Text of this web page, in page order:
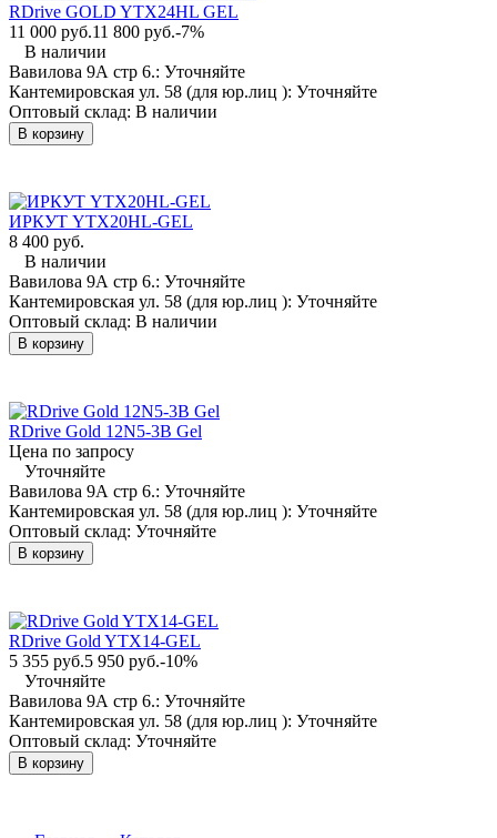
RDrive GOLD YTX24HL GEL
11 000 руб.11 800 руб.-7%
В наличии
Вавилова 9А стр 6.: Уточняйте
Кантемировская ул. 58 (для юр.лиц ): Уточняйте
Оптовый склад: В наличии
В корзину
ИРКУТ YTX20HL-GEL
8 400 руб.
В наличии
Вавилова 9А стр 6.: Уточняйте
Кантемировская ул. 58 (для юр.лиц ): Уточняйте
Оптовый склад: В наличии
В корзину
RDrive Gold 12N5-3B Gel
Цена по запросу
Уточняйте
Вавилова 9А стр 6.: Уточняйте
Кантемировская ул. 58 (для юр.лиц ): Уточняйте
Оптовый склад: Уточняйте
В корзину
RDrive Gold YTX14-GEL
5 355 руб.5 950 руб.-10%
Уточняйте
Вавилова 9А стр 6.: Уточняйте
Кантемировская ул. 58 (для юр.лиц ): Уточняйте
Оптовый склад: Уточняйте
В корзину